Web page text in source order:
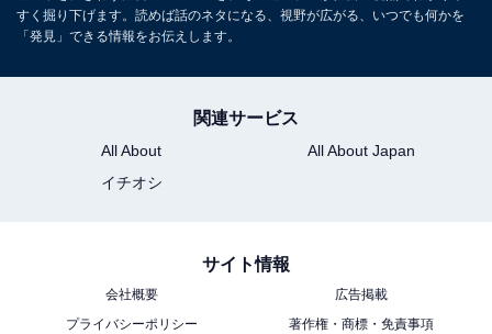
すく掘り下げます。読めば話のネタになる、視野が広がる、いつでも何かを
「発見」できる情報をお伝えします。
関連サービス
All About
All About Japan
イチオシ
サイト情報
会社概要
広告掲載
プライバシーポリシー
著作権・商標・免責事項